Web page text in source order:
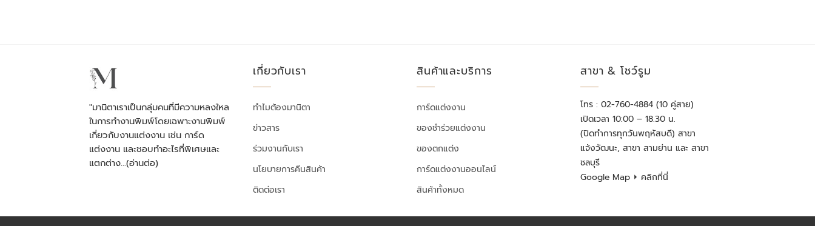
"มานิตาเราเป็นกลุ่มคนที่มีความหลงใหล
ในการทำงานพิมพ์โดยเฉพาะงานพิมพ์
เกี่ยวกับงานแต่งงาน เช่น การ์ด
แต่งงาน และชอบทำอะไรที่พิเศษและ
แตกต่าง…(อ่านต่อ)
เกี่ยวกับเรา
ทำไมต้องมานิตา
ข่าวสาร
ร่วมงานกับเรา
นโยบายการคืนสินค้า
ติดต่อเรา
สินค้าและบริการ
การ์ดแต่งงาน
ของชำร่วยแต่งงาน
ของตกแต่ง
การ์ดแต่งงานออนไลน์
สินค้าทั้งหมด
สาขา & โชว์รูม
โทร : 02-760-4884 (10 คู่สาย)
เปิดเวลา 10:00 – 18.30 น.
(ปิดทำการทุกวันพฤหัสบดี) สาขา
แจ้งวัฒนะ, สาขา สามย่าน และ สาขา
ชลบุรี
Google Map ⏵ คลิกที่นี่